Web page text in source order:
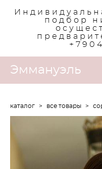
подбор
Эммануэль
каталог > все товары >